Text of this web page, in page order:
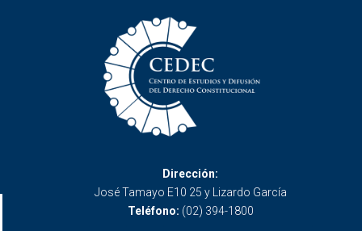
Dirección:
José Tamayo E10 25 y Lizardo García
Teléfono: (02) 394-1800